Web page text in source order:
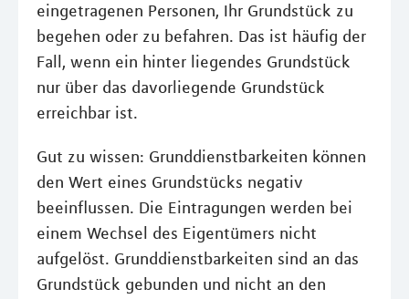
eingetragenen Personen, Ihr Grundstück zu
begehen oder zu befahren. Das ist häufig der
Fall, wenn ein hinter liegendes Grundstück
nur über das davorliegende Grundstück
erreichbar ist.
Gut zu wissen: Grunddienstbarkeiten können
den Wert eines Grundstücks negativ
beeinflussen. Die Eintragungen werden bei
einem Wechsel des Eigentümers nicht
aufgelöst. Grunddienstbarkeiten sind an das
Grundstück gebunden und nicht an den